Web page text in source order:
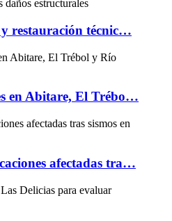
restauración técnic…
en Abitare, El Trébo…
afectadas tra…